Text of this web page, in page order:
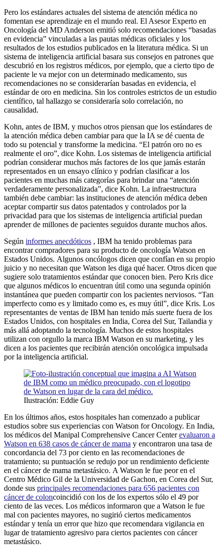
Pero los estándares actuales del sistema de atención médica no
fomentan ese aprendizaje en el mundo real. El Asesor Experto en
Oncología del MD Anderson emitió solo recomendaciones “basadas
en evidencia” vinculadas a las pautas médicas oficiales y los
resultados de los estudios publicados en la literatura médica. Si un
sistema de inteligencia artificial basara sus consejos en patrones que
descubrió en los registros médicos, por ejemplo, que a cierto tipo de
paciente le va mejor con un determinado medicamento, sus
recomendaciones no se considerarían basadas en evidencia, el
estándar de oro en medicina. Sin los controles estrictos de un estudio
científico, tal hallazgo se consideraría solo correlación, no
causalidad.
Kohn, antes de IBM, y muchos otros piensan que los estándares de
la atención médica deben cambiar para que la IA se dé cuenta de
todo su potencial y transforme la medicina. “El patrón oro no es
realmente el oro”, dice Kohn. Los sistemas de inteligencia artificial
podrían considerar muchos más factores de los que jamás estarán
representados en un ensayo clínico y podrían clasificar a los
pacientes en muchas más categorías para brindar una “atención
verdaderamente personalizada”, dice Kohn. La infraestructura
también debe cambiar: las instituciones de atención médica deben
aceptar compartir sus datos patentados y controlados por la
privacidad para que los sistemas de inteligencia artificial puedan
aprender de millones de pacientes seguidos durante muchos años.
Según informes anecdóticos , IBM ha tenido problemas para
encontrar compradores para su producto de oncología Watson en
Estados Unidos. Algunos oncólogos dicen que confían en su propio
juicio y no necesitan que Watson les diga qué hacer. Otros dicen que
sugiere solo tratamientos estándar que conocen bien. Pero Kris dice
que algunos médicos lo encuentran útil como una segunda opinión
instantánea que pueden compartir con los pacientes nerviosos. “Tan
imperfecto como es y limitado como es, es muy útil”, dice Kris. Los
representantes de ventas de IBM han tenido más suerte fuera de los
Estados Unidos, con hospitales en India, Corea del Sur, Tailandia y
más allá adoptando la tecnología. Muchos de estos hospitales
utilizan con orgullo la marca IBM Watson en su marketing, y les
dicen a los pacientes que recibirán atención oncológica impulsada
por la inteligencia artificial.
Ilustración: Eddie Guy
En los últimos años, estos hospitales han comenzado a publicar
estudios sobre sus experiencias con Watson for Oncology. En India,
los médicos del Manipal Comprehensive Cancer Centerevaluaron a
Watson en 638 casos de cáncer de mama y encontraron una tasa de
concordancia del 73 por ciento en las recomendaciones de
tratamiento; su puntuación se redujo por un rendimiento deficiente
en el cáncer de mama metastásico. A Watson le fue peor en el
Centro Médico Gil de la Universidad de Gachon, en Corea del Sur,
donde sus principales recomendaciones para 656 pacientes con
cáncer de coloncoincidió con los de los expertos sólo el 49 por
ciento de las veces. Los médicos informaron que a Watson le fue
mal con pacientes mayores, no sugirió ciertos medicamentos
estándar y tenía un error que hizo que recomendara vigilancia en
lugar de tratamiento agresivo para ciertos pacientes con cáncer
metastásico.